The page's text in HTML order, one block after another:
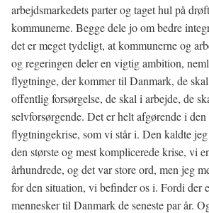
arbejdsmarkedets parter og taget hul på
kommunerne. Begge dele jo om bedre
det er meget tydeligt, at kommunerne og
og regeringen deler en vigtig ambition,
flygtninge, der kommer til Danmark, de
offentlig forsørgelse, de skal i arbejde, de
selvforsørgende. Det er helt afgørende i
flygtningekrise, som vi står i. Den kaldte
den største og mest komplicerede krise, vi
århundrede, og det var store ord, men jeg
for den situation, vi befinder os i. Fordi der
mennesker til Danmark de seneste par år.